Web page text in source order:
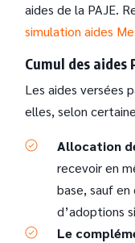
aides de la PAJE.
simulation aides
Cumul des aides
Les aides versées
elles, selon
Allocation
recevoir en
base, sauf en
d’adoptions
Le